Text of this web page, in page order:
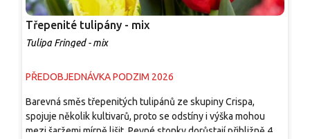
Třepenité tulipány - mix
Tulipa Fringed - mix
PŘEDOBJEDNÁVKA PODZIM 2026
Barevná směs třepenitých tulipánů ze skupiny Crispa,
spojuje několik kultivarů, proto se odstíny i výška mohou
mezi šaržemi mírně lišit. Pevné stonky dorůstají přibližně 40–